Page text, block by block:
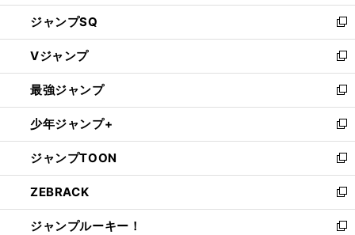
し
い
ウ
ィ
ン
ド
ウ
で
開
く
ジャンプSQ
新
し
い
ウ
ィ
ン
ド
ウ
で
開
く
Vジャンプ
新
し
い
ウ
ィ
ン
ド
ウ
で
開
く
最強ジャンプ
新
し
い
ウ
ィ
ン
ド
ウ
で
少年ジャンプ+
新
し
い
ウ
ィ
ン
ド
ジャンプTOON
新
し
い
ウ
ィ
ZEBRACK
新
し
い
ジャンプルーキー！
新